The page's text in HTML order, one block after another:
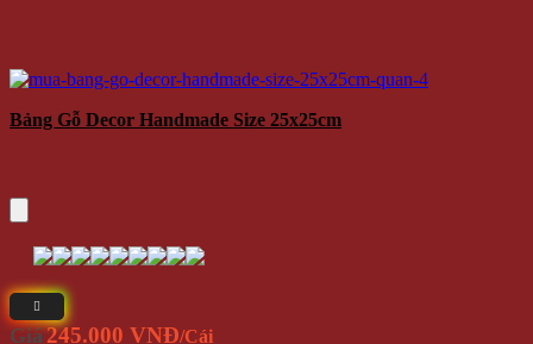
Bảng Gỗ Decor Handmade Size 25x25cm
Giá245.000 VNĐ/Cái